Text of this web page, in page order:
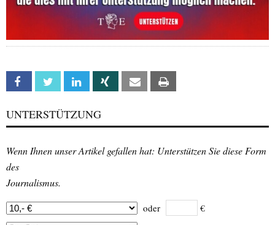
Facebook Twitter Linkedin Xing Email
UNTERSTÜTZUNG
Wenn Ihnen unser Artikel gefallen hat: Unterstützen Sie diese Form
des
Journalismus.
oder €